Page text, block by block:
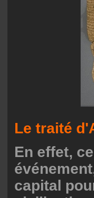
Le traité
En effet,
capital